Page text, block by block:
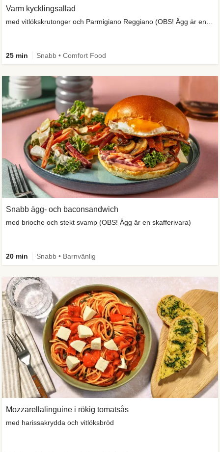
Varm kycklingsallad
25 min Snabb • Comfort Food
Snabb ägg- och baconsandwich
med brioche och stekt svamp (OBS! Ägg är en skafferivara)
20 min Snabb • Barnvänlig
Mozzarellalinguine i rökig tomatsås
med harissakrydda och vitlöksbröd